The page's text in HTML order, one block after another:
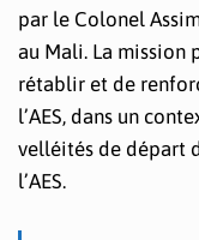
par le Colonel
au Mali. La mission
rétablir et de
l’AES, dans un
velléités de départ
l’AES.